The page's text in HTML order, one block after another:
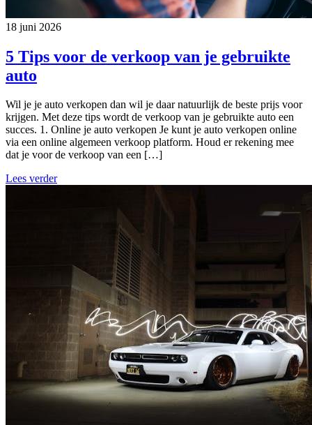
18 juni 2026
5 Tips voor de verkoop van je gebruikte
auto
Wil je je auto verkopen dan wil je daar natuurlijk de beste prijs voor
krijgen. Met deze tips wordt de verkoop van je gebruikte auto een
succes. 1. Online je auto verkopen Je kunt je auto verkopen online
via een online algemeen verkoop platform. Houd er rekening mee
dat je voor de verkoop van een […]
Lees verder